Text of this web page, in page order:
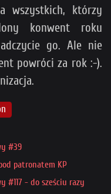
wszystkich, którzy
konwent roku
go. Ale nie
powróci za rok :-).
#39
patronatem KP
#117 - do sześciu razy